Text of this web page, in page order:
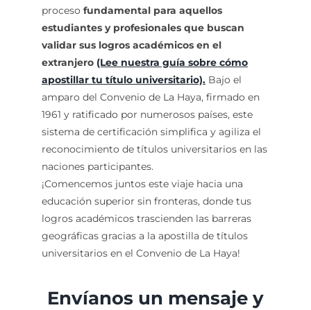
proceso fundamental para aquellos
estudiantes y profesionales que buscan
validar sus logros académicos en el
extranjero (Lee nuestra guía sobre cómo
apostillar tu título universitario).Bajo el
amparo del Convenio de La Haya, firmado en
1961 y ratificado por numerosos países, este
sistema de certificación simplifica y agiliza el
reconocimiento de títulos universitarios en las
naciones participantes.
¡Comencemos juntos este viaje hacia una
educación superior sin fronteras, donde tus
logros académicos trascienden las barreras
geográficas gracias a la apostilla de títulos
universitarios en el Convenio de La Haya!
Envíanos un mensaje y